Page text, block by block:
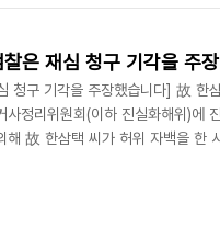
사건’을 만듭니다. 그런데 불과 10
은 재심 청구 기각을 주
청구 기각을 주장했습니다] 故 한
사정리위원회(이하 진실화해위)에
해 故 한삼택 씨가 허위 자백을 한
졌습니다. 그렇게 진행된 4월 14일